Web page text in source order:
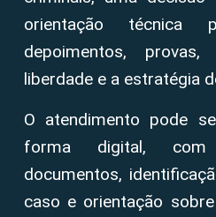
orientação técnica
depoimentos,
liberdade e a estratégia
O atendimento pode
forma digital,
documentos,
caso e orientação